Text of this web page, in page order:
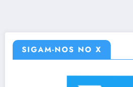
SIGAM-NOS NO X